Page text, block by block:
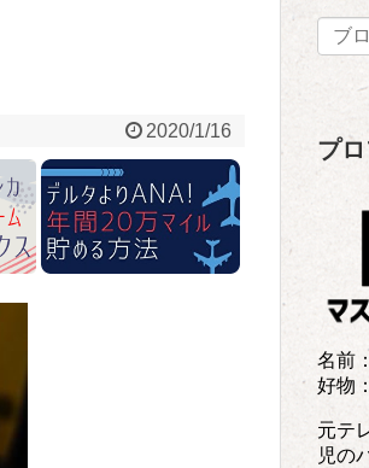
2020/1/16
プ
名前
好物
元テ
児の